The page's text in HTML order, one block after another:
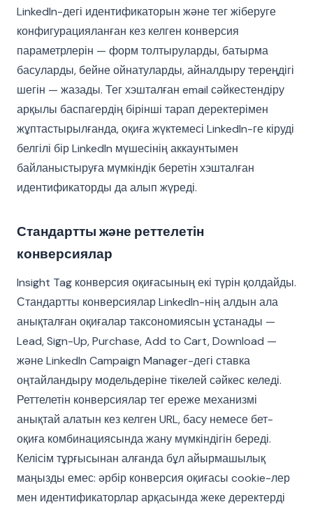
LinkedIn-дегі идентификаторын және тег жіберуге
конфигурацияланған кез келген конверсия
параметрлерін — форм толтыруларды, батырма
басуларды, бейне ойнатуларды, айналдыру тереңдігі
шегін — жазады. Тег хэшталған email сәйкестендіру
арқылы баспагердің бірінші тарап деректерімен
жұптастырылғанда, оқиға жүктемесі LinkedIn-ге кіруді
белгілі бір LinkedIn мүшесінің аккаунтымен
байланыстыруға мүмкіндік беретін хэшталған
идентификаторды да алып жүреді.
Стандартты және реттелетін
конверсиялар
Insight Tag конверсия оқиғасының екі түрін қолдайды.
Стандартты конверсиялар LinkedIn-нің алдын ала
анықталған оқиғалар таксономиясын ұстанады —
Lead, Sign-Up, Purchase, Add to Cart, Download —
және LinkedIn Campaign Manager-дегі ставка
оңтайландыру модельдеріне тікелей сәйкес келеді.
Реттелетін конверсиялар тег ереже механизмі
анықтай алатын кез келген URL, басу немесе бет-
оқиға комбинациясында жану мүмкіндігін береді.
Келісім тұрғысынан алғанда бұл айырмашылық
маңызды емес: әрбір конверсия оқиғасы cookie-лер
мен идентификаторлар арқасында жеке деректерді